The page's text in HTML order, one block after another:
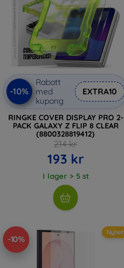
-10%
Rabatt
med
kupong
EXTRA10
RINGKE COVER DISPLAY PRO 2-
PACK GALAXY Z FLIP 8 CLEAR
(8800328819412)
214 kr
193 kr
I lager > 5 st
-10%
Nyhet